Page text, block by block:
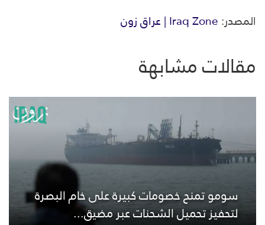
المصدر:Iraq Zone | عراق زون
مقالات مشابهة
سومو تمنح خصومات كبيرة على خام البصرة
لتحفيز تحميل الشحنات عبر مضيق...